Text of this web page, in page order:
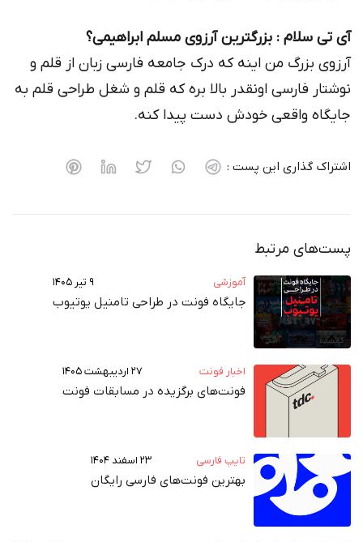
آی تی سلام : بزرگترین آرزوی مسلم ابراهیمی؟
آرزوی بزرگ من اینه که درک جامعه فارسی زبان از قلم و
نوشتار فارسی اونقدر بالا بره که قلم و شغل طراحی قلم به
جایگاه واقعی خودش دست پیدا کنه.
اشتراک گذاری این پست :
پست‌های مرتبط
آموزشی ۹ تیر ۱۴۰۵
جایگاه فونت در طراحی تامنیل یوتیوب
اخبار فونت ۲۷ اردیبهشت ۱۴۰۵
فونت‌های برگزیده در مسابقات فونت
تایپ فارسی ۲۳ اسفند ۱۴۰۴
بهترین فونت‌های فارسی رایگان